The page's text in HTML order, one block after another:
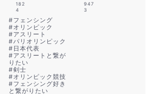
182
4
#フェンシング
#オリンピック
#アスリート
#パリオリンピック
# 日本代表
#アスリートと繋が
りたい
#剣士
#オリンピック競技
#フェンシング好き
と繋がりたい
947
3